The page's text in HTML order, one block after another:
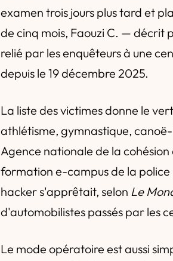
examen trois jours plus tard et
de cinq mois, Faouzi C. — décrit
relié par les enquêteurs à une
depuis le 19 décembre 2025.
La liste des victimes donne le
athlétisme, gymnastique,
Agence nationale de la
formation e-campus de la
hacker s'apprêtait, selon Le
d'automobilistes passés par les
Le mode opératoire est aussi